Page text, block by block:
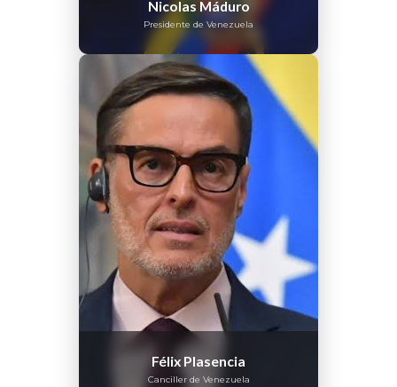
Nicolas Máduro
Presidente de Venezuela
Félix Plasencia
Canciller de Venezuela